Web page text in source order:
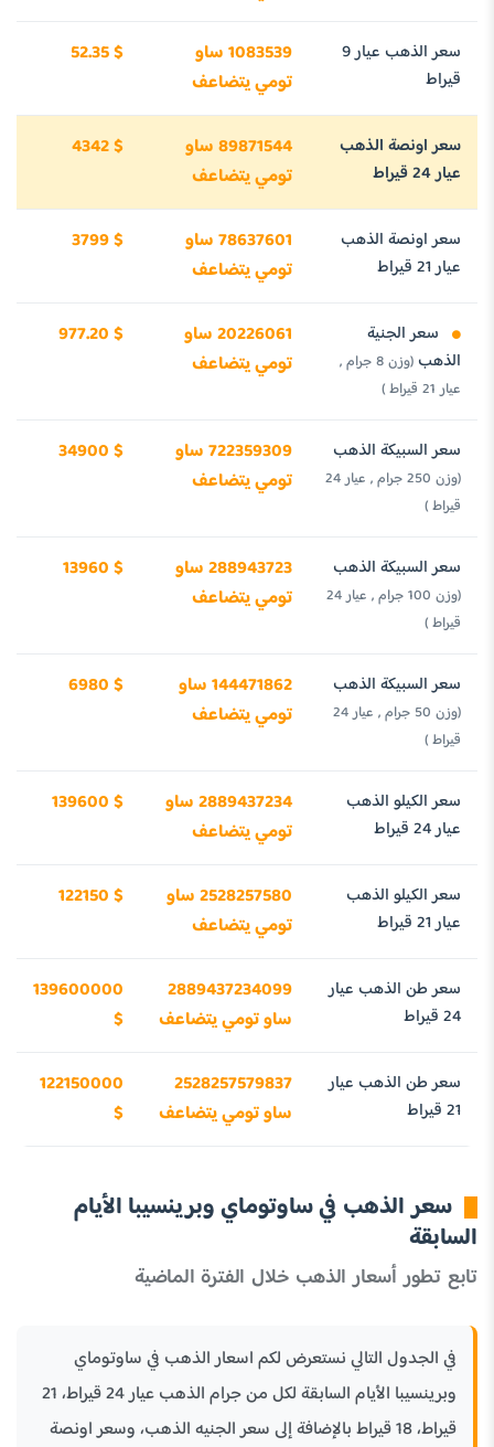
سعر الذهب عيار 9
قيراط
1083539 ساو
تومي يتضاعف
52.35 $
سعر اونصة الذهب
عيار 24 قيراط
89871544 ساو
تومي يتضاعف
4342 $
سعر اونصة الذهب
عيار 21 قيراط
78637601 ساو
تومي يتضاعف
3799 $
سعر الجنية
الذهب
(وزن 8 جرام ,
عيار 21 قيراط )
20226061 ساو
تومي يتضاعف
977.20 $
سعر السبيكة الذهب
(وزن 250 جرام , عيار 24
قيراط )
722359309 ساو
تومي يتضاعف
34900 $
سعر السبيكة الذهب
(وزن 100 جرام , عيار 24
قيراط )
288943723 ساو
تومي يتضاعف
13960 $
سعر السبيكة الذهب
(وزن 50 جرام , عيار 24
قيراط )
144471862 ساو
تومي يتضاعف
6980 $
سعر الكيلو الذهب
عيار 24 قيراط
2889437234 ساو
تومي يتضاعف
139600 $
سعر الكيلو الذهب
عيار 21 قيراط
2528257580 ساو
تومي يتضاعف
122150 $
سعر طن الذهب عيار
24 قيراط
2889437234099
ساو تومي يتضاعف
139600000
$
سعر طن الذهب عيار
21 قيراط
2528257579837
ساو تومي يتضاعف
122150000
$
سعر الذهب في ساوتوماي وبرينسيبا الأيام
السابقة
تابع تطور أسعار الذهب خلال الفترة الماضية
في الجدول التالي نستعرض لكم اسعار الذهب في ساوتوماي
وبرينسيبا الأيام السابقة لكل من جرام الذهب عيار 24 قيراط، 21
قيراط، 18 قيراط بالإضافة إلى سعر الجنيه الذهب، وسعر اونصة